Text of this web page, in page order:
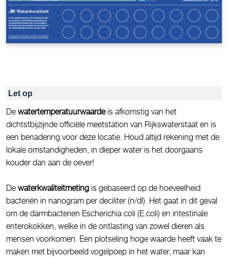
Let op
De watertemperatuurwaardeis afkomstig van het
dichtstbijzijnde officiële meetstation van Rijkswaterstaat en is
een benadering voor deze locatie. Houd altijd rekening met de
lokale omstandigheden, in dieper water is het doorgaans
kouder dan aan de oever!
De waterkwaliteitmeting is gebaseerd op de hoeveelheid
bacteriën in nanogram per deciliter (n/dl). Het gaat in dit geval
om de darmbacterien Escherichia coli (E.coli) en intestinale
enterokokken, welke in de ontlasting van zowel dieren als
mensen voorkomen. Een plotseling hoge waarde heeft vaak te
maken met bijvoorbeeld vogelpoep in het water, maar kan